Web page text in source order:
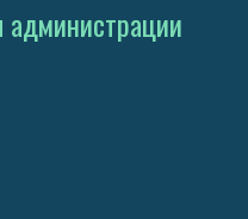
администрации